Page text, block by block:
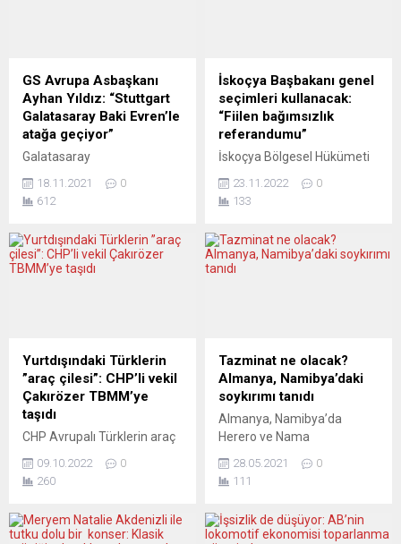
GS Avrupa Asbaşkanı
Ayhan Yıldız: “Stuttgart
Galatasaray Baki Evren’le
atağa geçiyor”
Galatasaray
Aşbaşkanı Ayhan Yıldız
Stuttgart Galatasaray
gitmeye hazırlandığı ve bu
süreci yönetmesi için Baki
Başkanlığını da yürüten
Ayhan Yıldız konuyla ilgili
Gazette Aktuell’in yayıncısı
Salih Şahin’in sorularını
yanıtladı. Stuttgart
Galatasaray ve...
18.11.2021
0
612
İskoçya Başbakanı genel
seçimleri kullanacak:
“Fiilen bağımsızlık
referandumu”
İskoçya Bölgesel Hükümeti
İngiltere’de Yüksek
Mahkemenin, İskoçya’nın
referandumuna gitme
talebini reddetmesinin
Sturgeon, İngiltere’de
Yüksek Mahkeme’nin, İngiliz
parlamentosunun izni
olmadan İskoçya’nın
bağımsızlığını kazanması
için ikinci bir referandumun
düzenleyemeyeceği
yönündeki kararının
bulundu. Yüksek Mahkeme...
23.11.2022
0
133
Yurtdışındaki Türklerin
”araç çilesi”: CHP’li vekil
Çakırözer TBMM’ye
taşıdı
CHP Avrupalı Türklerin araç
geçti. TBMM Yurtdışı Türkler
Alt Komisyonu üyesi, CHP
Çakırözer, yurtdışındaki
09.10.2022
0
260
Tazminat ne olacak?
Almanya, Namibya’daki
soykırımı tanıdı
Almanya, Namibya’da
Herero ve Nama
kişiye karşı işlenen suçları
“soykırım” olarak kabul etti.
sonuçları dışladığı”
28.05.2021
0
111